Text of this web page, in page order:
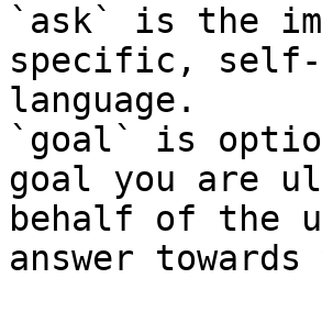
`ask` is the
specific, self-
language.
`goal` is
goal you are
behalf of the
answer